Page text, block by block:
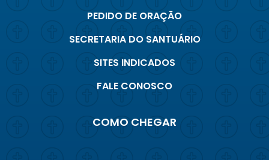
PEDIDO DE ORAÇÃO
SECRETARIA DO SANTUÁRIO
SITES INDICADOS
FALE CONOSCO
COMO CHEGAR